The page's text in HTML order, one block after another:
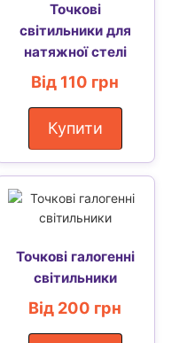
Точкові
світильники для
натяжної стелі
Від 110 грн
Купити
Точкові галогенні
світильники
Від 200 грн